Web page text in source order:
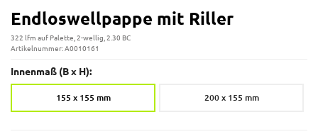
Endloswellpappe mit Riller
322 lfm auf Palette, 2-wellig, 2.30 BC
Artikelnummer: A0010161
Innenmaß (B x H):
155 x 155 mm 200 x 155 mm